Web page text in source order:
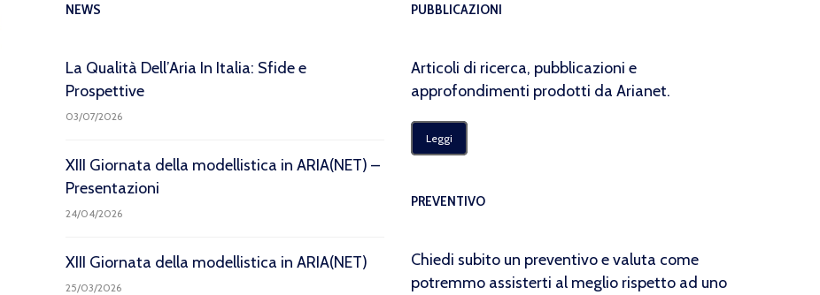
NEWS
La Qualità Dell’Aria In Italia: Sfide e
Prospettive
03/07/2026
XIII Giornata della modellistica in ARIA(NET) –
Presentazioni
24/04/2026
XIII Giornata della modellistica in ARIA(NET)
25/03/2026
PUBBLICAZIONI
Articoli di ricerca, pubblicazioni e
approfondimenti prodotti da Arianet.
Leggi
PREVENTIVO
Chiedi subito un preventivo e valuta come
potremmo assisterti al meglio rispetto ad uno